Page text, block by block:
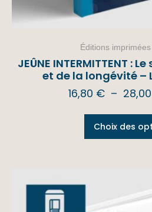
Éditions
JEÛNE INTERMITTENT :
et de la longévité –
16,80 € – 28,00
Choix des